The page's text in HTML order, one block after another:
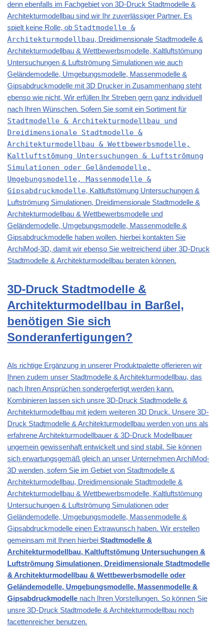
denn ebenfalls im Fachgebiet von 3D-Druck Stadtmodelle &
Architekturmodellbau sind wir Ihr zuverlässiger Partner. Es
spielt keine Rolle, ob Stadtmodelle &
Architekturmodellbau, Dreidimensionale Stadtmodelle &
Architekturmodellbau & Wettbewerbsmodelle, Kaltluftstömung
Untersuchungen & Luftströmung Simulationen wie auch
Geländemodelle, Umgebungsmodelle, Massenmodelle &
Gipsabdruckmodelle mit 3D Drucker in Zusammenhang steht
ebenso wie nicht, Wir erfüllen Ihr Streben gern ganz individuell
nach Ihren Wünschen. Sofern Sie somit ein Sortiment für
Stadtmodelle & Architekturmodellbau und
Dreidimensionale Stadtmodelle &
Architekturmodellbau & Wettbewerbsmodelle,
Kaltluftstömung Untersuchungen & Luftströmung
Simulationen oder Geländemodelle,
Umgebungsmodelle, Massenmodelle &
Gipsabdruckmodelle, Kaltluftstömung Untersuchungen &
Luftströmung Simulationen, Dreidimensionale Stadtmodelle &
Architekturmodellbau & Wettbewerbsmodelle und
Geländemodelle, Umgebungsmodelle, Massenmodelle &
Gipsabdruckmodelle haben wollen, hierbei kontakten Sie
ArchiMod-3D, damit wir ebenso Sie weitreichend über 3D-Druck
Stadtmodelle & Architekturmodellbau beraten können.
3D-Druck Stadtmodelle &
Architekturmodellbau in Barßel,
benötigen Sie sich
Sonderanfertigungen?
Als richtige Ergänzung in unserer Produktpalette offerieren wir
Ihnen zudem unser Stadtmodelle & Architekturmodellbau, das
nach Ihren Ansprüchen sondergefertigt werden kann.
Kombinieren lassen sich unsre 3D-Druck Stadtmodelle &
Architekturmodellbau mit jedem weiteren 3D Druck. Unsere 3D-
Druck Stadtmodelle & Architekturmodellbau werden von uns als
erfahrene Architekturmodellbauer & 3D-Druck Modellbauer
ungemein gewissenhaft entwickelt und sind stabil. Sie können
sich erwartungsgemäß gleich an unser Unternehmen ArchiMod-
3D wenden, sofern Sie im Gebiet von Stadtmodelle &
Architekturmodellbau, Dreidimensionale Stadtmodelle &
Architekturmodellbau & Wettbewerbsmodelle, Kaltluftstömung
Untersuchungen & Luftströmung Simulationen oder
Geländemodelle, Umgebungsmodelle, Massenmodelle &
Gipsabdruckmodelle einen Extrawunsch haben. Wir erstellen
gemeinsam mit Ihnen hierbei Stadtmodelle &
Architekturmodellbau, Kaltluftstömung Untersuchungen &
Luftströmung Simulationen, Dreidimensionale Stadtmodelle
& Architekturmodellbau & Wettbewerbsmodelle oder
Geländemodelle, Umgebungsmodelle, Massenmodelle &
Gipsabdruckmodelle nach Ihren Vorstellungen. So können Sie
unsre 3D-Druck Stadtmodelle & Architekturmodellbau noch
facettenreicher benutzen.